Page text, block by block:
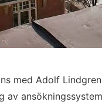
med Adolf
av